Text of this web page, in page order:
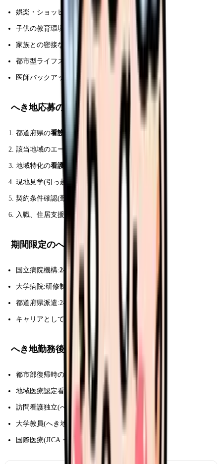
娯楽・ショッピング好き
子供の教育環境最優先
家族との密接な関係重視
都市型ライフスタイル好き
医師バックアップ必須のキャリア
へき地応募の流れ
都道府県の看護師等確保対策事業 を確認
該当地域のエージェントに相談
地域特化の看護師センター
現地見学(引っ越し費用補助あり)
契約条件確認(勤務年限・免除条件)
入職、住居支援受ける
期間限定のへき地勤務
国立病院機構:2-3 年で本院復帰
大学病院:研修制度の一環で数ヶ月派遣
都道府県派遣:2-5 年で本土異動
キャリアとして組み込める
へき地勤務後のキャリア
都市部復帰時の 管理職候補
地域医療認定看護師
訪問看護独立(へき地経験活きる)
大学教員(へき地医療研究)
国際医療(JICA・NGO)